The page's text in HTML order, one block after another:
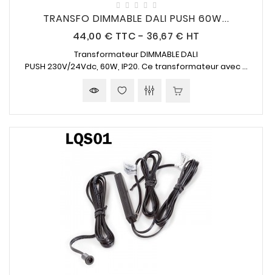
TRANSFO DIMMABLE DALI PUSH 60W...
44,00 € Prix
TTC - 36,67 € HT
Transformateur DIMMABLE DALI
PUSH 230V/24Vdc, 60W, IP20. Ce transformateur avec ...